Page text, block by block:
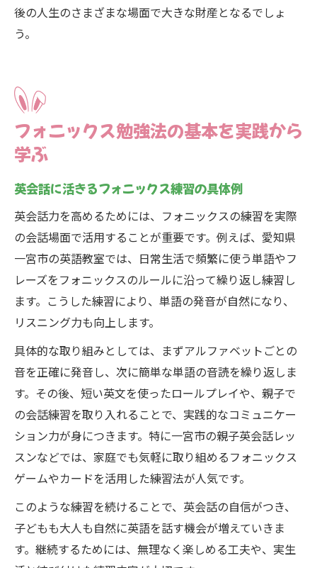
後の人生のさまざまな場面で大きな財産となるでしょ
う。
フォニックス勉強法の基本を実践から
学ぶ
英会話に活きるフォニックス練習の具体例
英会話力を高めるためには、フォニックスの練習を実際
の会話場面で活用することが重要です。例えば、愛知県
一宮市の英語教室では、日常生活で頻繁に使う単語やフ
レーズをフォニックスのルールに沿って繰り返し練習し
ます。こうした練習により、単語の発音が自然になり、
リスニング力も向上します。
具体的な取り組みとしては、まずアルファベットごとの
音を正確に発音し、次に簡単な単語の音読を繰り返しま
す。その後、短い英文を使ったロールプレイや、親子で
の会話練習を取り入れることで、実践的なコミュニケー
ション力が身につきます。特に一宮市の親子英会話レッ
スンなどでは、家庭でも気軽に取り組めるフォニックス
ゲームやカードを活用した練習法が人気です。
このような練習を続けることで、英会話の自信がつき、
子どもも大人も自然に英語を話す機会が増えていきま
す。継続するためには、無理なく楽しめる工夫や、実生